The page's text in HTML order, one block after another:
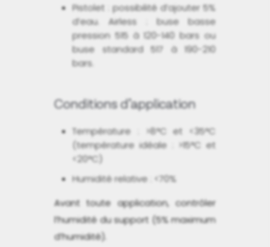
Pistolet : possibilité d’ajouter 5%
d’eau. Airless : buse basse
pression 515 à 120-140 bars ou
buse standard 517 à 190-210
bars.
Conditions d’application
Température : >8°C et <35°C
(température idéale : >15°C et
<20°C)
Humidité relative : <70%
Avant toute application, contrôler
l’humidité du support (5% maximum
d’humidité).